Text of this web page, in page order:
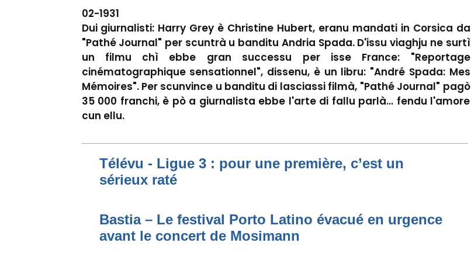
02-1931
Dui giurnalisti: Harry Grey è Christine Hubert, eranu mandati in Corsica da
"Pathé Journal" per scuntrà u banditu Andria Spada. D'issu viaghju ne surtì
un filmu chì ebbe gran successu per isse France: "Reportage
cinématographique sensationnel", dissenu, è un libru: "André Spada: Mes
Mémoires". Per scunvince u banditu di lasciassi filmà, "Pathé Journal" pagò
35 000 franchi, è pò a giurnalista ebbe l'arte di fallu parlà... fendu l'amore
cun ellu.
Télévu - Ligue 3 : pour une première, c’est un
sérieux raté
Bastia – Le festival Porto Latino évacué en urgence
avant le concert de Mosimann